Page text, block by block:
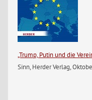
„Trump, Putin und die
Sinn, Herder Verlag,